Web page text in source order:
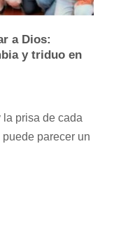
a Dios:
y triduo en
prisa de cada
parecer un